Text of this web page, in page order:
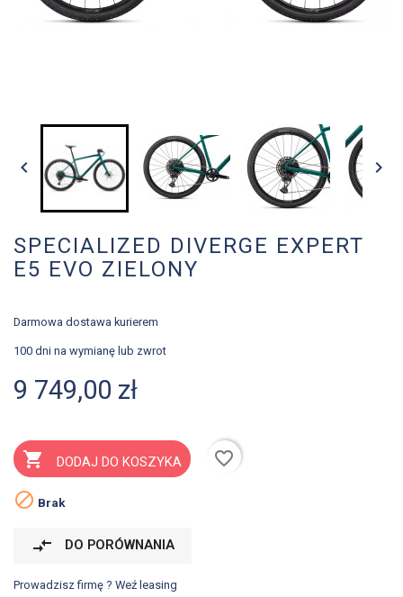
 
SPECIALIZED DIVERGE EXPERT
E5 EVO ZIELONY
Darmowa dostawa kurierem
100 dni na wymianę lub zwrot
9 749,00 zł
 DODAJ DO KOSZYKA
favorite_border
 Brak
compare_arrows DO PORÓWNANIA
Prowadzisz firmę ? Weź leasing